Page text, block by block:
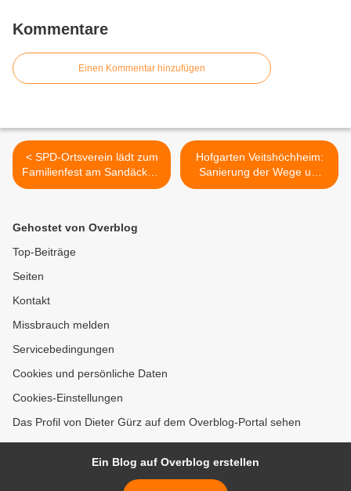
Kommentare
Einen Kommentar hinzufügen
< SPD-Ortsverein lädt zum
Familienfest am Sandäcker-
Spielplatz für Groß und
Hofgarten Veitshöchheim:
Sanierung der Wege um
den Großen See geht in die
Gehostet von Overblog
Top-Beiträge
Seiten
Kontakt
Missbrauch melden
Servicebedingungen
Cookies und persönliche Daten
Cookies-Einstellungen
Das Profil von Dieter Gürz auf dem Overblog-Portal sehen
Ein Blog auf Overblog erstellen